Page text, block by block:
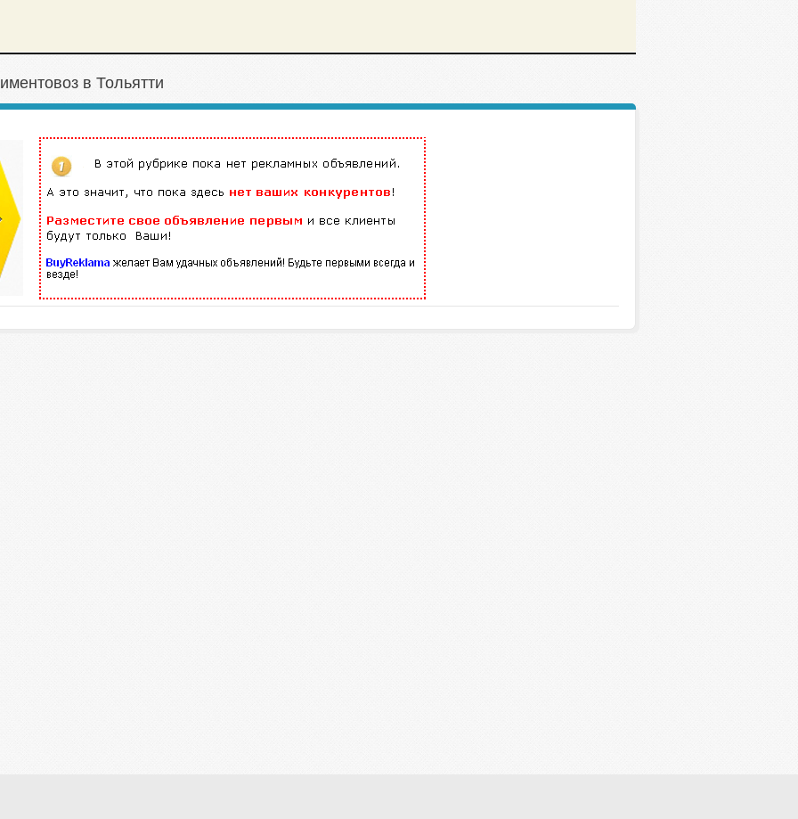
в Тольятти